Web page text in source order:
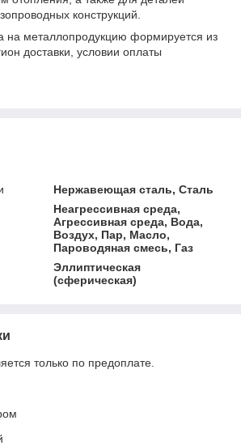
конструкций.
на металлопродукцию формируется из
доставки, условии оплаты
Нержавеющая сталь, Сталь
Неагрессивная среда,
Агрессивная среда, Вода,
Воздух, Пар, Масло,
Пароводяная смесь, Газ
Эллиптическая
(сферическая)
только по предоплате.